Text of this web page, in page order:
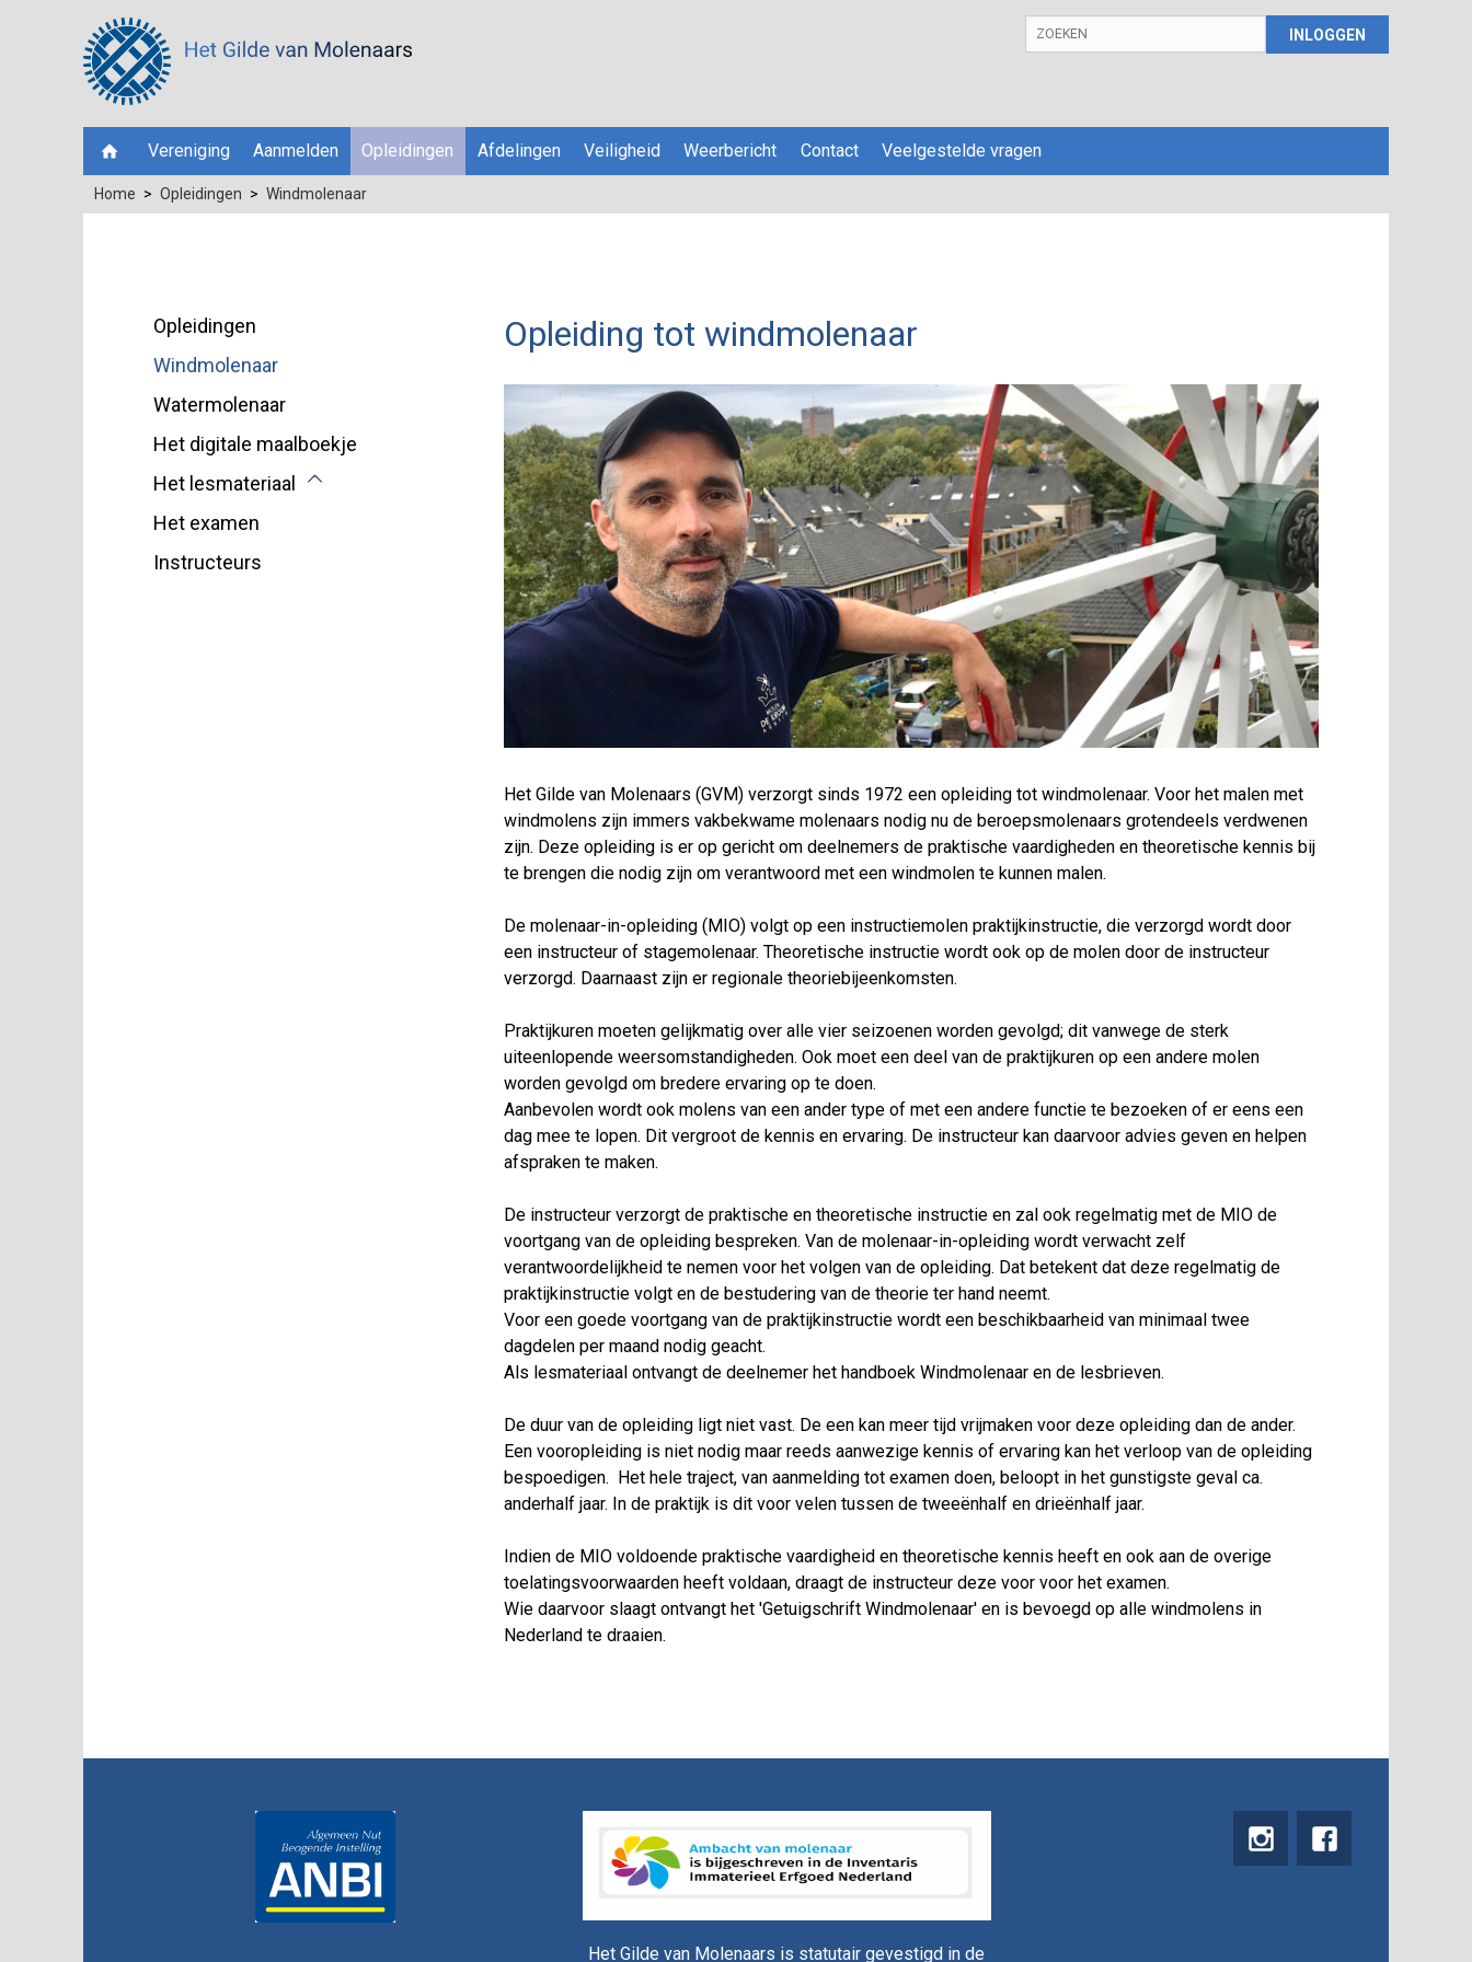
INLOGGEN
Vereniging Aanmelden Opleidingen Afdelingen Veiligheid Weerbericht Contact Veelgestelde vragen
Home Opleidingen Windmolenaar
Opleidingen
Windmolenaar
Watermolenaar
Het digitale maalboekje
Het lesmateriaal
Het examen
Instructeurs
Opleiding tot windmolenaar
Het Gilde van Molenaars (GVM) verzorgt sinds 1972 een opleiding tot windmolenaar. Voor het malen met
windmolens zijn immers vakbekwame molenaars nodig nu de beroepsmolenaars grotendeels verdwenen
zijn. Deze opleiding is er op gericht om deelnemers de praktische vaardigheden en theoretische kennis bij
te brengen die nodig zijn om verantwoord met een windmolen te kunnen malen.
De molenaar-in-opleiding (MIO) volgt op een instructiemolen praktijkinstructie, die verzorgd wordt door
een instructeur of stagemolenaar. Theoretische instructie wordt ook op de molen door de instructeur
verzorgd. Daarnaast zijn er regionale theoriebijeenkomsten.
Praktijkuren moeten gelijkmatig over alle vier seizoenen worden gevolgd; dit vanwege de sterk
uiteenlopende weersomstandigheden. Ook moet een deel van de praktijkuren op een andere molen
worden gevolgd om bredere ervaring op te doen.
Aanbevolen wordt ook molens van een ander type of met een andere functie te bezoeken of er eens een
dag mee te lopen. Dit vergroot de kennis en ervaring. De instructeur kan daarvoor advies geven en helpen
afspraken te maken.
De instructeur verzorgt de praktische en theoretische instructie en zal ook regelmatig met de MIO de
voortgang van de opleiding bespreken. Van de molenaar-in-opleiding wordt verwacht zelf
verantwoordelijkheid te nemen voor het volgen van de opleiding. Dat betekent dat deze regelmatig de
praktijkinstructie volgt en de bestudering van de theorie ter hand neemt.
Voor een goede voortgang van de praktijkinstructie wordt een beschikbaarheid van minimaal twee
dagdelen per maand nodig geacht.
Als lesmateriaal ontvangt de deelnemer het handboek Windmolenaar en de lesbrieven.
De duur van de opleiding ligt niet vast. De een kan meer tijd vrijmaken voor deze opleiding dan de ander.
Een vooropleiding is niet nodig maar reeds aanwezige kennis of ervaring kan het verloop van de opleiding
bespoedigen. Het hele traject, van aanmelding tot examen doen, beloopt in het gunstigste geval ca.
anderhalf jaar. In de praktijk is dit voor velen tussen de tweeënhalf en drieënhalf jaar.
Indien de MIO voldoende praktische vaardigheid en theoretische kennis heeft en ook aan de overige
toelatingsvoorwaarden heeft voldaan, draagt de instructeur deze voor voor het examen.
Wie daarvoor slaagt ontvangt het 'Getuigschrift Windmolenaar' en is bevoegd op alle windmolens in
Nederland te draaien.
Het Gilde van Molenaars is statutair gevestigd in de
instagram